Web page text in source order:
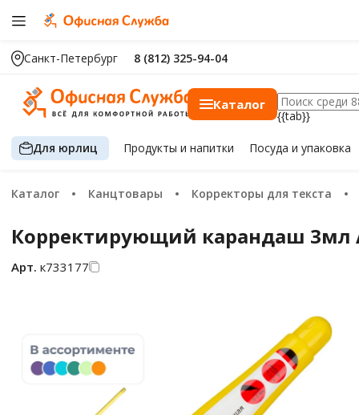
Санкт-Петербург 8 (812) 325-94-04
Каталог
{{tab}}
Для юрлиц Продуктыи напитки Посуда и упаковка
Каталог Канцтовары Корректоры для текста
Корректирующий карандаш 3мл
Арт. к733177